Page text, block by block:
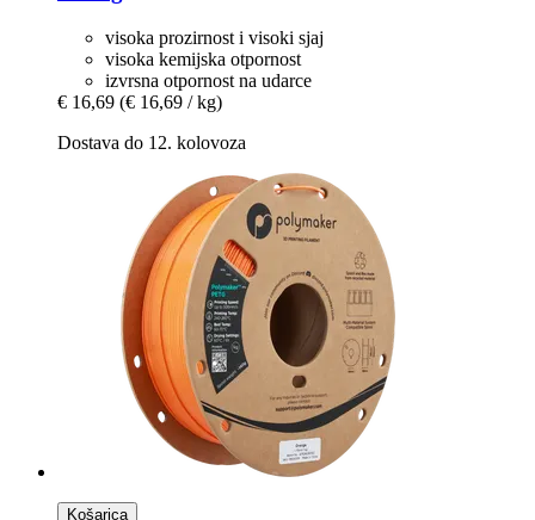
visoka prozirnost i visoki sjaj
visoka kemijska otpornost
izvrsna otpornost na udarce
€ 16,69 (€ 16,69 / kg)
Dostava do 12. kolovoza
Košarica